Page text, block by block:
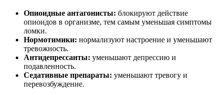
Опиоидные антагонисты: блокируют действие
опиоидов в организме, тем самым уменьшая симптомы
ломки.
Нормотимики: нормализуют настроение и уменьшают
тревожность.
Антидепрессанты: уменьшают депрессию и
подавленность.
Седативные препараты: уменьшают тревогу и
перевозбуждение.